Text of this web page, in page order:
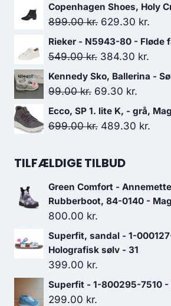
pris
499.00 kr..
Copenhagen Shoes, Holy
899.00kr. Den
oprindelige
pris
899.00 kr..
629.30 kr.
Rieker - N5943-80 - Fløde
549.00kr. Den
oprindelige
pris
549.00 kr..
384.30 kr.
Kennedy Sko, Ballerina -
99.00kr. Den
oprindelige
pris
69.30 kr.
pris
Ecco, SP 1. lite K, - grå,
699.00kr. Den
pris
699.00 kr..
489.30 kr.
TILFÆLDIGE TILBUD
Green Comfort -
Rubberboot, 84-0140 -
800.00 kr.
Superfit, sandal - 1-
Holografisk sølv - 31
399.00 kr.
Superfit - 1-800295-7510
299.00 kr.